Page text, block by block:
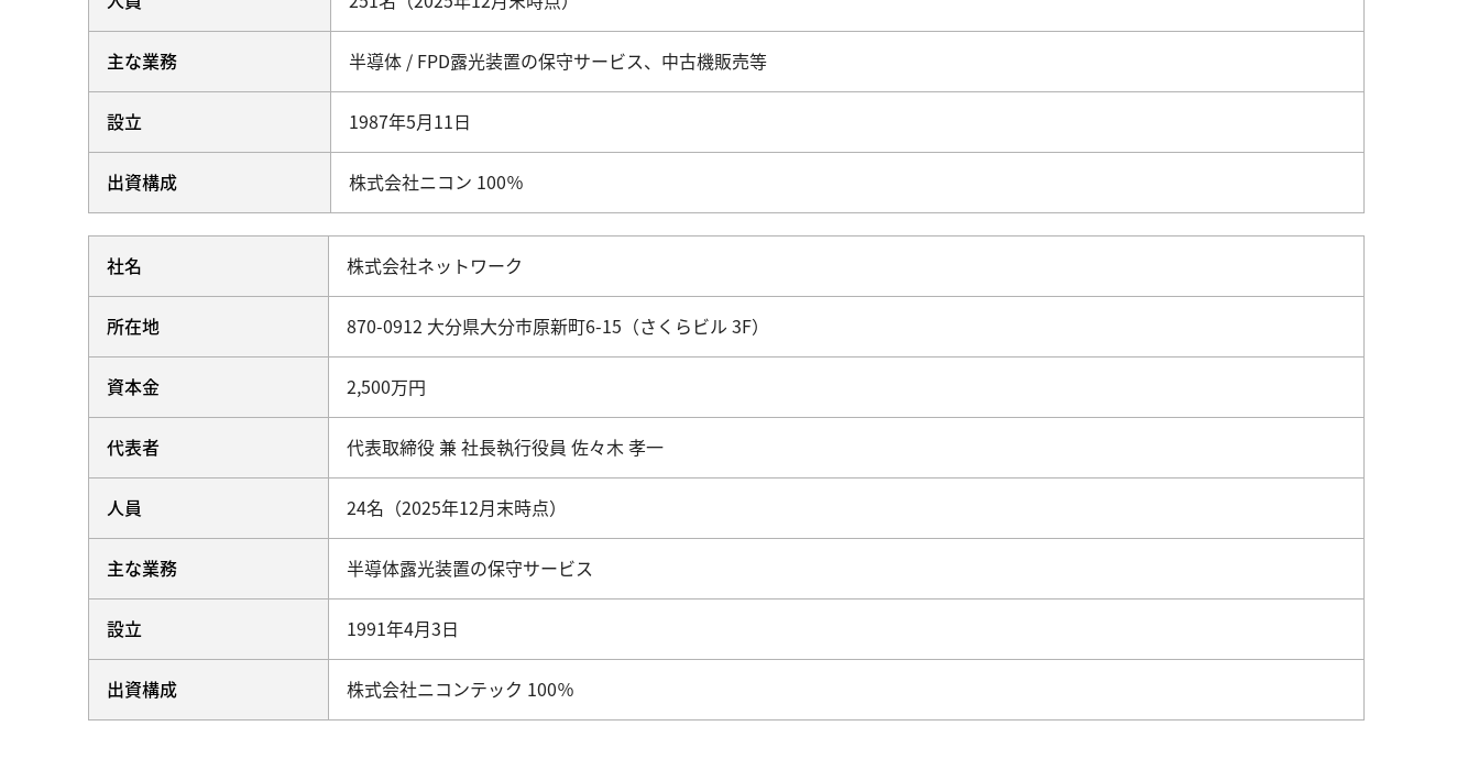
主な業務 半導体 / FPD露光装置の保守サービス、中古機販売等
設立 1987年5月11日
出資構成 株式会社ニコン 100％
社名 株式会社ネットワーク
所在地 870-0912 大分県大分市原新町6-15（さくらビル 3F）
資本金 2,500万円
代表者 代表取締役 兼 社長執行役員 佐々木 孝一
人員 24名（2025年12月末時点）
主な業務 半導体露光装置の保守サービス
設立 1991年4月3日
出資構成 株式会社ニコンテック 100％